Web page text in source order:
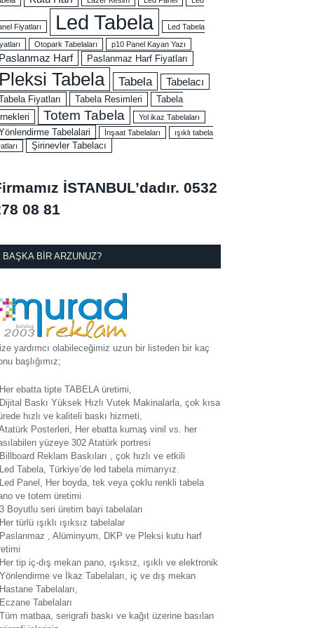
Fiyatları Led Tabela Led Tabela
Otopark Tabelaları p10 Panel Kayan Yazı
Paslanmaz Harf Paslanmaz Harf Fiyatları
Pleksi Tabela Tabela Tabelacı
Fiyatları Tabela Resimleri
Tabela
Totem Tabela Yol ikaz Tabelaları
Tabelalari İnşaat Tabelaları
ışıklı tabela
Şirinevler Tabelacı
İSTANBUL’dadır. 0532
08 81
BAŞKA BIR ARZUNUZ?
yardımcı olabileceğimiz uzun bir listeden bir kaç
başlığımız;
ebatta tipte TABELA üretimi,
Baskı Yüksek Hızlı Vutek Makinalarla, çok kısa
hızlı ve kaliteli baskı hizmeti,
Posterleri, Her ebatta kumaş vinil vs. her
yüzeye 302 Atatürk portresi
Reklam Baskıları , çok hızlı ve etkili
Tabela, Türkiye’de led tabela mimarıyız.
Panel, Her boyda, tek veya çoklu renkli tabela
ve totem üretimi
Boyutlu seri üretim bayi tabelaları
türlü ışıklı ışıksız tabelalar
, Alüminyum, DKP ve Pleksi kutu harf
tip iç-dış mekan pano, ışıksız, ışıklı ve elektronik
ve İkaz Tabelaları, iç ve dış mekan
Tabelaları,
Tabelaları
matbaa, serigrafi baskı ve kağıt üzerine basılan